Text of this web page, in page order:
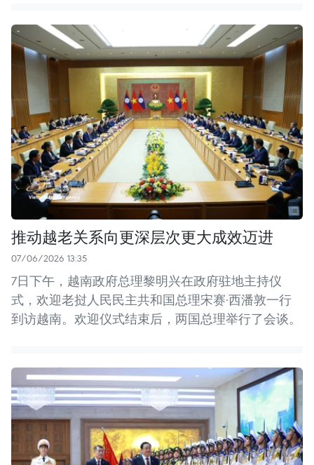
推动越老关系向更深层次更大成效迈进
07/06/2026 13:35
7日下午，越南政府总理黎明兴在政府驻地主持仪
式，欢迎老挝人民民主共和国总理宋赛·西潘敦一行
到访越南。欢迎仪式结束后，两国总理举行了会谈。